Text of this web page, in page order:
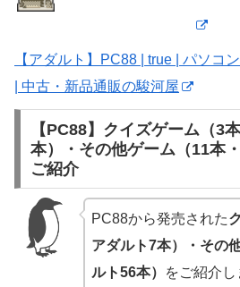
【アダルト】PC88 | true | パソコ
| 中古・新品通販の駿河屋
【PC88】クイズゲーム（3
本）・その他ゲーム（11本
ご紹介
PC88から発売された
アダルト7本）・その
ルト56本）
をご紹介し